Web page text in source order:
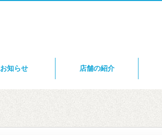
お知らせ 店舗の紹介